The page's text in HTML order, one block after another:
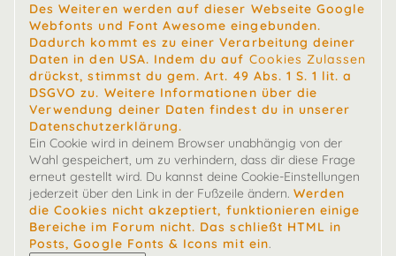
Des Weiteren werden auf dieser Webseite Google
Webfonts und Font Awesome eingebunden.
Dadurch kommt es zu einer Verarbeitung deiner
Daten in den USA. Indem du auf Cookies Zulassen
drückst, stimmst du gem. Art. 49 Abs. 1 S. 1 lit. a
DSGVO zu. Weitere Informationen über die
Verwendung deiner Daten findest du in unserer
Datenschutzerklärung.
Ein Cookie wird in deinem Browser unabhängig von der
Wahl gespeichert, um zu verhindern, dass dir diese Frage
erneut gestellt wird. Du kannst deine Cookie-Einstellungen
jederzeit über den Link in der Fußzeile ändern. Werden
die Cookies nicht akzeptiert, funktionieren einige
Bereiche im Forum nicht. Das schließt HTML in
Posts, Google Fonts & Icons mit ein.